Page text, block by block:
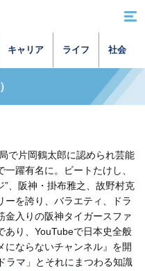
キャリア ライフ 社会
で片岡鶴太郎に認められ芸能
躍有名に。ビートたけし、
”、阪神・掛布雅之、故野村克
ーを誇り、バラエティ、ドラ
金入りの阪神タイガースファ
あり、YouTubeで日本史全般
にならないチャンネル』を開
ラマ」とそれにまつわる知識